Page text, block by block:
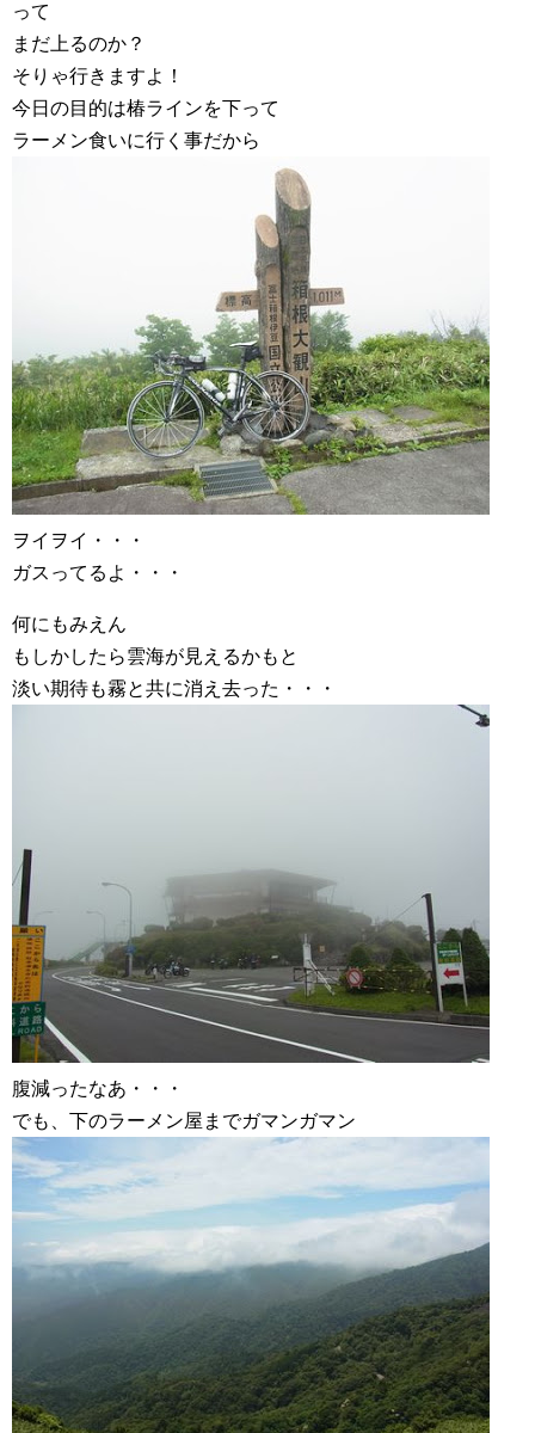
って
まだ上るのか？
そりゃ行きますよ！
今日の目的は椿ラインを下って
ラーメン食いに行く事だから
ヲイヲイ・・・
ガスってるよ・・・
何にもみえん
もしかしたら雲海が見えるかもと
淡い期待も霧と共に消え去った・・・
腹減ったなあ・・・
でも、下のラーメン屋までガマンガマン